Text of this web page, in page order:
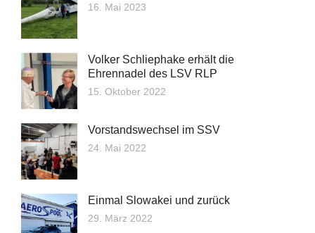
16. Mai 2023
Volker Schliephake erhält die
Ehrennadel des LSV RLP
15. Oktober 2022
Vorstandswechsel im SSV
24. Mai 2022
Einmal Slowakei und zurück
29. März 2022